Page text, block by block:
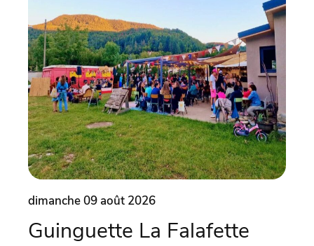
dimanche 09 août 2026
Guinguette La Falafette